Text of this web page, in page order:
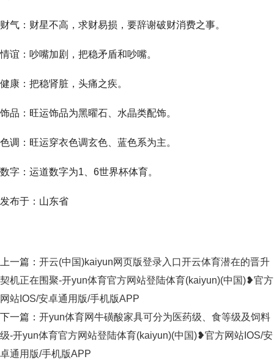
财气：财星不高，求财易损，要辞谢破财消费之事。
情谊：吵嘴加剧，把稳矛盾和吵嘴。
健康：把稳肾脏，头痛之疾。
饰品：旺运饰品为黑曜石、水晶类配饰。
色调：旺运穿衣色调玄色、蓝色系为主。
数字：运道数字为1、6世界杯体育。
发布于：山东省
上一篇： 开云(中国)kaiyun网页版登录入口开云体育潜在的晋升
契机正在围聚-开yun体育官方网站登陆体育(kaiyun)(中国)❥官方
网站IOS/安卓通用版/手机版APP
下一篇： 开yun体育网牛磺酸家具可分为医药级、食等级及饲料
级-开yun体育官方网站登陆体育(kaiyun)(中国)❥官方网站IOS/安
卓通用版/手机版APP